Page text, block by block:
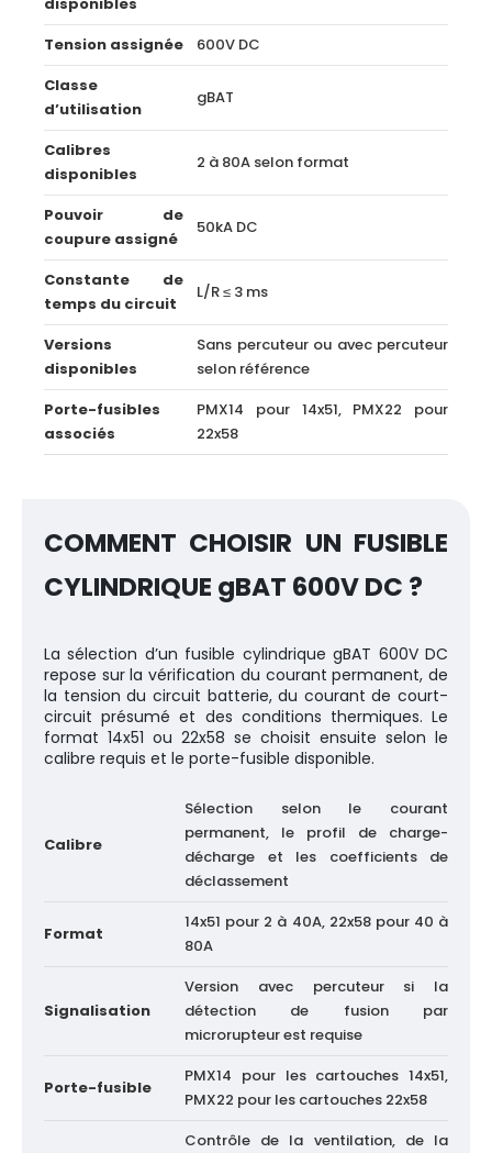
Tension assignée
600V DC
Classe
d’utilisation
gBAT
Calibres
disponibles
2 à 80A selon format
Pouvoir de
coupure assigné
50kA DC
Constante de
temps du circuit
L/R ≤ 3 ms
Versions
disponibles
Sans percuteur ou avec percuteur
selon référence
Porte-fusibles
associés
PMX14 pour 14x51, PMX22 pour
22x58
COMMENT CHOISIR UN FUSIBLE
CYLINDRIQUE gBAT 600V DC ?
La sélection d’un fusible cylindrique gBAT 600V DC
repose sur la vérification du courant permanent, de
la tension du circuit batterie, du courant de court-
circuit présumé et des conditions thermiques. Le
format 14x51 ou 22x58 se choisit ensuite selon le
calibre requis et le porte-fusible disponible.
Calibre
Sélection selon le courant
permanent, le profil de charge-
décharge et les coefficients de
déclassement
Format
14x51 pour 2 à 40A, 22x58 pour 40 à
80A
Signalisation
Version avec percuteur si la
détection de fusion par
microrupteur est requise
Porte-fusible
PMX14 pour les cartouches 14x51,
PMX22 pour les cartouches 22x58
Contrôle de la ventilation, de la